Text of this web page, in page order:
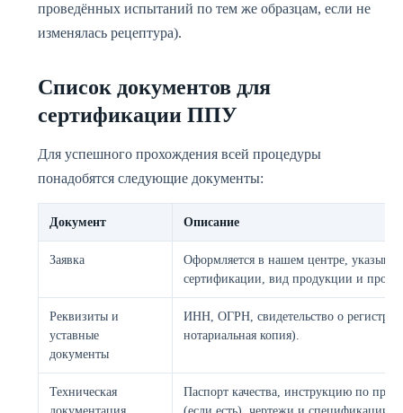
проведённых испытаний по тем же образцам, если не
изменялась рецептура).
Список документов для
сертификации ППУ
Для успешного прохождения всей процедуры
понадобятся следующие документы:
Документ Описание
Заявка
Оформляется в нашем центре,
сертификации, вид продукции и
Реквизиты и
уставные
документы
ИНН, ОГРН, свидетельство о
нотариальная копия).
Техническая
Паспорт качества, инструкцию по